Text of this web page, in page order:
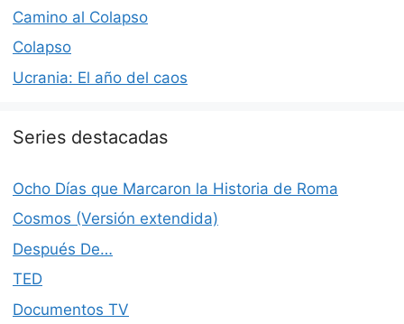
Camino al Colapso
Colapso
Ucrania: El año del caos
Series destacadas
Ocho Días que Marcaron la Historia de Roma
Cosmos (Versión extendida)
Después De…
TED
Documentos TV